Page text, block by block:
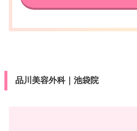
品川美容外科｜池袋院